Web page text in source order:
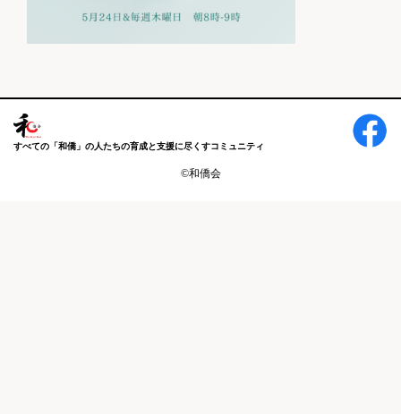
すべての「和僑」の人たちの育成と支援に尽くすコミュニティ
©和僑会